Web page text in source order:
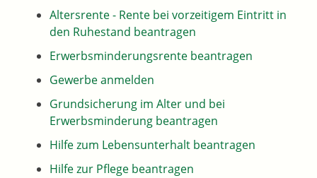
Altersrente - Rente bei vorzeitigem Eintritt in
den Ruhestand beantragen
Erwerbsminderungsrente beantragen
Gewerbe anmelden
Grundsicherung im Alter und bei
Erwerbsminderung beantragen
Hilfe zum Lebensunterhalt beantragen
Hilfe zur Pflege beantragen